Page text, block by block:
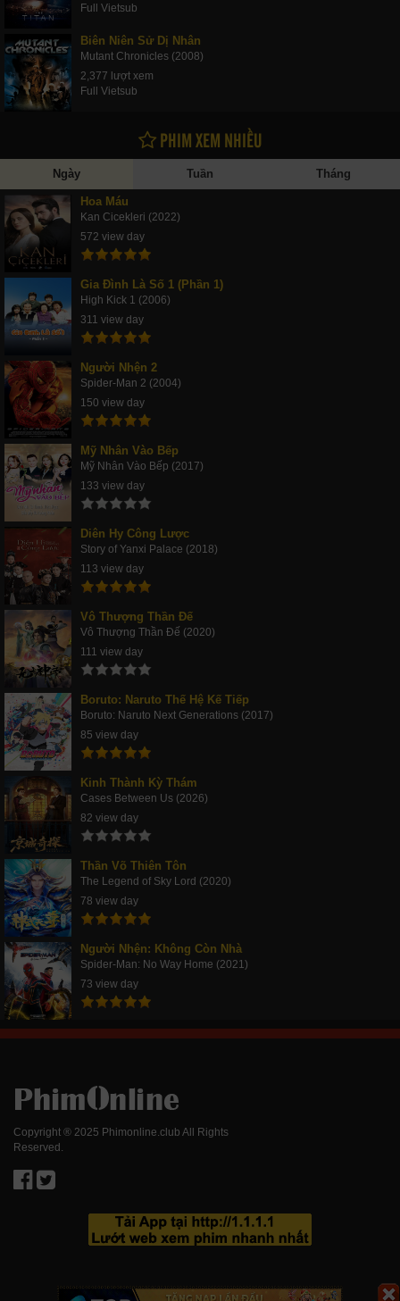
Full Vietsub
Biên Niên Sử Dị Nhân
Mutant Chronicles (2008)
2,377 lượt xem
Full Vietsub
PHIM XEM NHIỀU
Ngày Tuần Tháng
Hoa Máu
Kan Cicekleri (2022)
572 view day
Gia Đình Là Số 1 (Phần 1)
High Kick 1 (2006)
311 view day
Người Nhện 2
Spider-Man 2 (2004)
150 view day
Mỹ Nhân Vào Bếp
Mỹ Nhân Vào Bếp (2017)
133 view day
Diên Hy Công Lược
Story of Yanxi Palace (2018)
113 view day
Vô Thượng Thần Đế
Vô Thượng Thần Đế (2020)
111 view day
Boruto: Naruto Thế Hệ Kế Tiếp
Boruto: Naruto Next Generations (2017)
85 view day
Kinh Thành Kỳ Thám
Cases Between Us (2026)
82 view day
Thần Võ Thiên Tôn
The Legend of Sky Lord (2020)
78 view day
Người Nhện: Không Còn Nhà
Spider-Man: No Way Home (2021)
73 view day
Copyright ® 2025 Phimonline.club All Rights
Reserved.